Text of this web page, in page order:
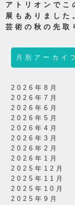
アトリオンでこ
展もありました
芸術の秋の先取
月別アーカイ
2026年8月
2026年7月
2026年6月
2026年5月
2026年4月
2026年3月
2026年2月
2026年1月
2025年12月
2025年11月
2025年10月
2025年9月